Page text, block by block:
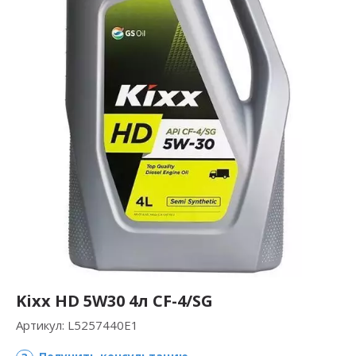
Kixx HD 5W30 4л CF-4/SG
Артикул: L5257440E1